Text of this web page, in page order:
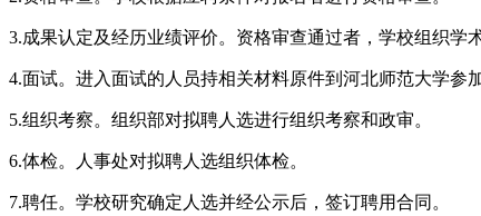
3.成果认定及经历业绩评价。资格审查通过者，学校组织学
4.面试。进入面试的人员持相关材料原件到河北师范大学参
5.组织考察。组织部对拟聘人选进行组织考察和政审。
6.体检。人事处对拟聘人选组织体检。
7.聘任。学校研究确定人选并经公示后，签订聘用合同。